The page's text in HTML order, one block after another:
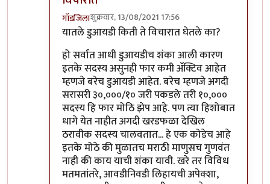
गॉडजिलाशुक्रवार, 13/08/2021 17:56
In reply toयातले डुआयडी किती ते विचारात
यातले डुआयडी किती ते विचारात घेतले का?
हो सर्वात आधी डुआयडीच शंका आली कारण
इतके सदस्य असुनही फार कमी अ‍ॅक्टिव आहेत
म्हणजे बरेच डुआयडी आहेत. बरेच म्हणजे अगदी
सरासरी ३०,०००/१० जरी पकडले तरी १०,०००
सदस्य हि फार मोठि झेप आहे. पण त्या हिशोबात
धागे येत नाहीत अगदी खरडफळा देखिल
ठरावीक सदस्य चालवतात... हे एक कोडेच आहे
इतके मोठे की मुळातच मराठी माणुसच गुणवंत
नाही की काय याची शंका यावी. खरे तर विविध
मतमतांतरे, आवडीनिवडी लिहायची अपेक्शा,